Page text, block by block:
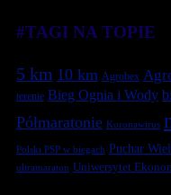
#TAGI NA TOPIE
5 km 10 km Agrobex
terenie Bieg Ognia i Wody
Półmaratonie Koronawirus
Polski PSP w biegach Puchar
ultramaraton Uniwersytet